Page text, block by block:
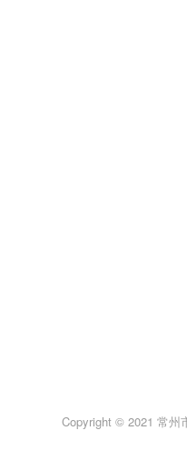
Copyright © 2021 常州